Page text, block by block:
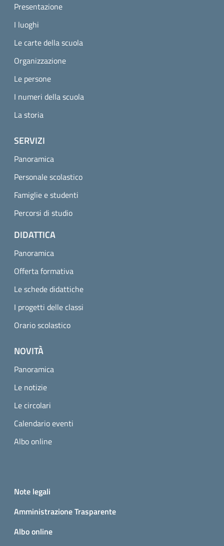
Presentazione
I luoghi
Le carte della scuola
Organizzazione
Le persone
I numeri della scuola
La storia
SERVIZI
Panoramica
Personale scolastico
Famiglie e studenti
Percorsi di studio
DIDATTICA
Panoramica
Offerta formativa
Le schede didattiche
I progetti delle classi
Orario scolastico
NOVITÀ
Panoramica
Le notizie
Le circolari
Calendario eventi
Albo online
Small prints
Note legali
Amministrazione Trasparente
Albo online